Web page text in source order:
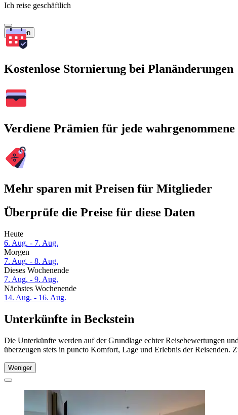
Ich reise geschäftlich
Suchen
Kostenlose Stornierung bei Planänderungen
Verdiene Prämien für jede
Mehr sparen mit Preisen für Mitglieder
Überprüfe die Preise für diese Daten
Heute
6. Aug. - 7. Aug.
Morgen
7. Aug. - 8. Aug.
Dieses Wochenende
7. Aug. - 9. Aug.
Nächstes Wochenende
14. Aug. - 16. Aug.
Unterkünfte in Beckstein
Die Unterkünfte werden auf der Grundlage echter Reisebewertungen
überzeugen stets in puncto Komfort, Lage und Erlebnis der Reisenden.
Weniger